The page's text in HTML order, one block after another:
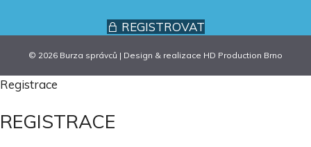
REGISTROVAT
© 2026 Burza správců | Design & realizace HD Production Brno
Registrace
REGISTRACE